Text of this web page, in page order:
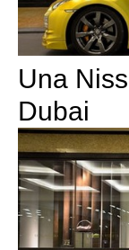
Una
Dubai